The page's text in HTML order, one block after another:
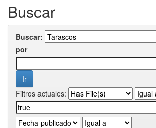
Buscar
Buscar:
por
Filtros actuales: